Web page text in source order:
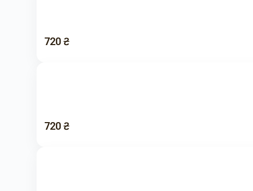
720 ₴
720 ₴